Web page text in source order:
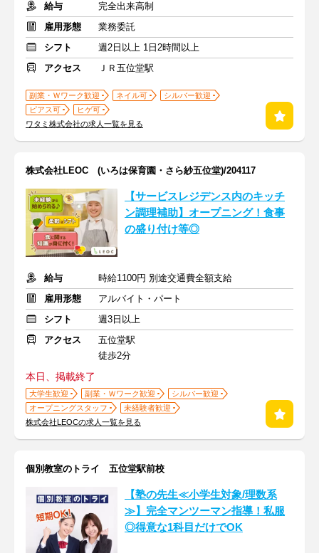
給与
完全出来高制
雇用形態
業務委託
シフト
週2日以上 1日2時間以上
アクセス
ＪＲ五位堂駅
副業・Ｗワーク歓迎 ネイル可
シルバー歓迎
ピアス可
ヒゲ可
ワタミ株式会社の求人一覧を見る
株式会社LEOC (いろは保育園・さら紗五位堂)/204117
【サービスレジデンス内のキッチ
ン調理補助】オープニング！食事
の盛り付け等◎
給与
時給1100円 別途交通費全額支給
雇用形態
アルバイト・パート
シフト
週3日以上
アクセス
五位堂駅
徒歩2分
本日、掲載終了
大学生歓迎 副業・Ｗワーク歓迎
シルバー歓迎
オープニングスタッフ
未経験者歓迎
株式会社LEOCの求人一覧を見る
個別教室のトライ 五位堂駅前校
【塾の先生≪小学生対象/理数系
≫】完全マンツーマン指導！私服
◎得意な1科目だけでOK